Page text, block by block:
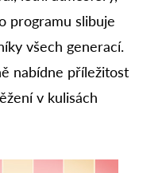
programu slibuje
všech generací.
nabídne příležitost
v kulisách